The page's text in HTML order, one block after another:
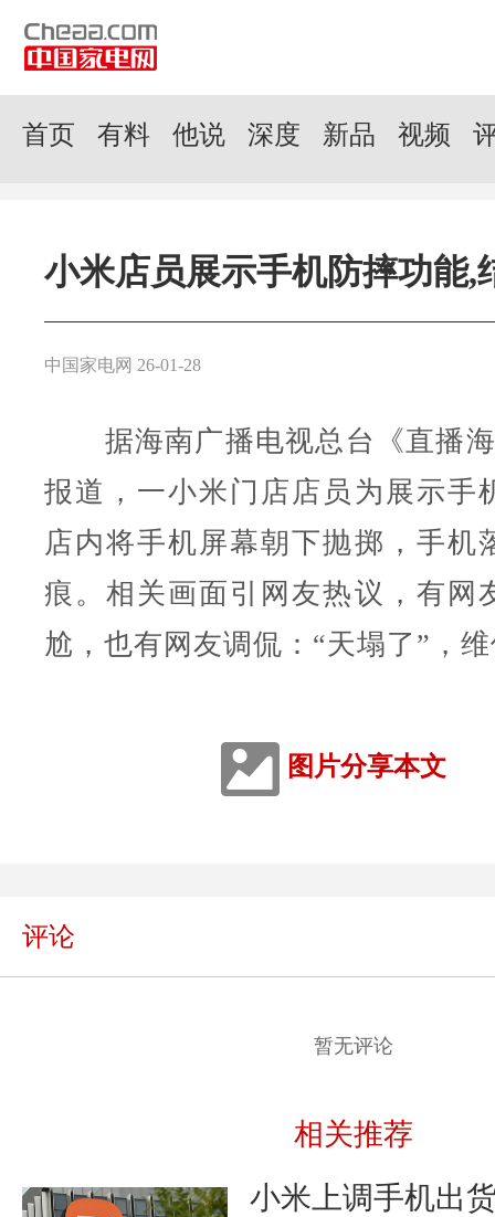
首页 有料 他说 深度 新品 视频
小米店员展示手机防摔功能,
中国家电网 26-01-28
据海南广播电视总台《直播海
报道，一小米门店店员为展示手
店内将手机屏幕朝下抛掷，手机
痕。相关画面引网友热议，有网
尬，也有网友调侃：“天塌了”，
图片分享本文
评论
暂无评论
相关推荐
小米上调手机出